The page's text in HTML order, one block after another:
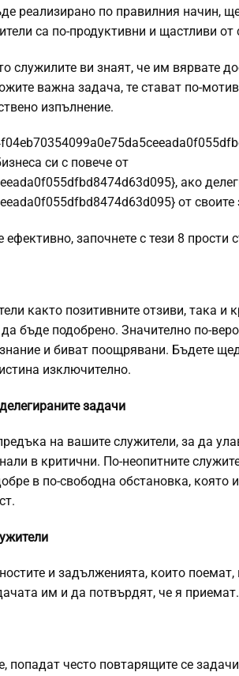
реализирано по правилния начин,
са по-продуктивни и щастливи от
служилите ви знаят, че им вярвате
важна задача, те стават по-
изпълнение.
си с повече от
ако
от своите
започнете с тези 8 прости
както позитивните отзиви, така и
бъде подобрено. Значително по-
и биват поощрявани. Бъдете
изключително.
задачи
на вашите служители, за да
в критични. По-неопитните
в по-свободна обстановка, която
и задълженията, които
им и да потвърдят, че я приемат.
често повтарящите се